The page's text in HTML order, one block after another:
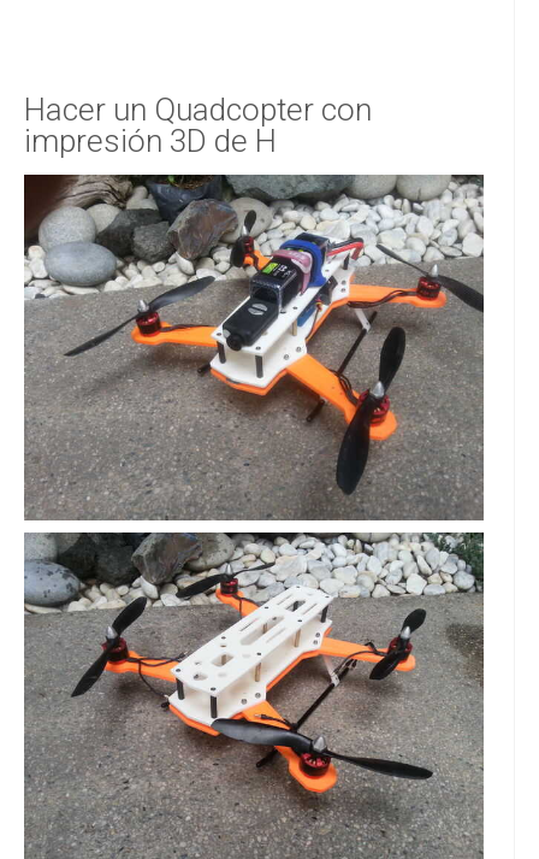
Hacer un Quadcopter con
impresión 3D de H